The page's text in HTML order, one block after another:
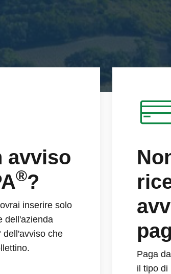
avviso
®?
inserire solo
dell'azienda
dell'avviso che
Paga
il tipo di